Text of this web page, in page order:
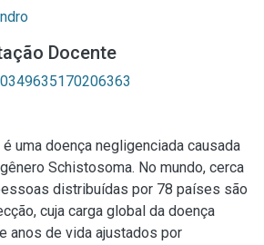
Docente
uma doença negligenciada causada
Schistosoma. No mundo, cerca
distribuídas por 78 países são
cuja carga global da doença
anos de vida ajustados por